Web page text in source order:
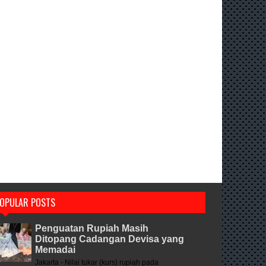
POSTS
Penguatan Rupiah Masih
Ditopang Cadangan Devisa yang
Memadai
Jakarta - Nilai tukar (kurs) rupiah pada